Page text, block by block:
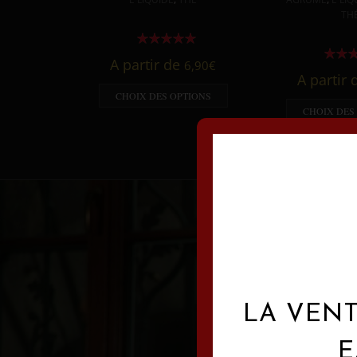
A partir de 6,90€
CHOIX DES OPTIONS
A partir
CHOIX DES
LA